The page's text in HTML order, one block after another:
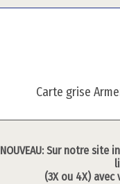
Carte grise
NOUVEAU: Sur notre
(3X ou 4X)